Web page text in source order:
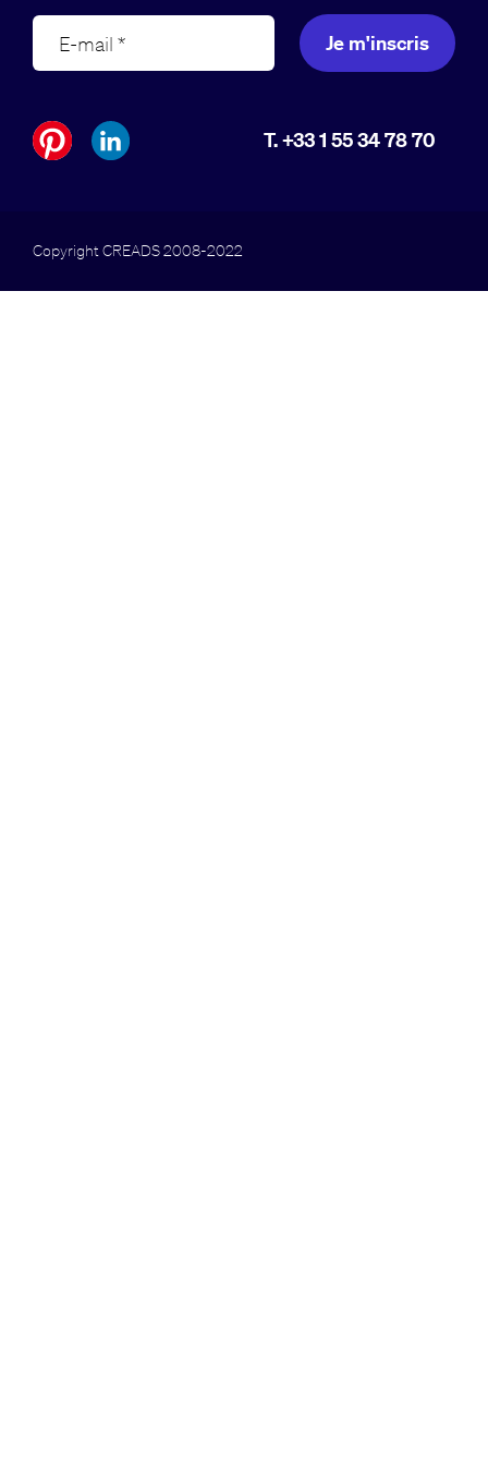
Je m'inscris
T. +33 1 55 34 78 70
Copyright CREADS 2008-2022